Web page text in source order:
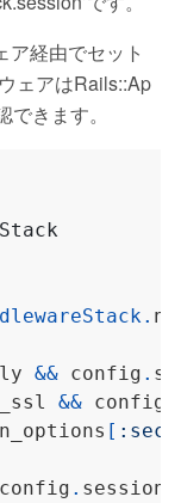
経由でセット
ェアはRails::Ap
きます。
.
&& config .
&& config
[
.